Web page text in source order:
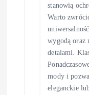
stanowią
Warto
wygodą oraz
detalami.
mody i
eleganckie